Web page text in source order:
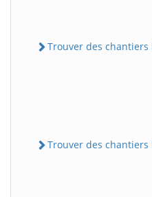
Trouver des chantiers
Trouver des chantiers